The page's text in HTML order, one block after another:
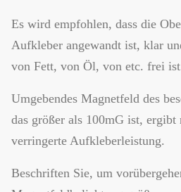
Es wird empfohlen, dass die
Aufkleber angewandt ist, klar
von Fett, von Öl, von etc. frei
Umgebendes Magnetfeld des
das größer als 100mG ist, ergibt
verringerte Aufkleberleistung.
Beschriften Sie, um